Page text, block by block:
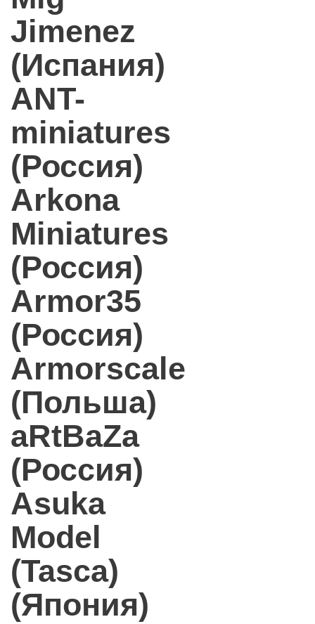
Jimenez
(Испания)
ANT-
miniatures
(Россия)
Arkona
Miniatures
(Россия)
Armor35
(Россия)
Armorscale
(Польша)
aRtBaZa
(Россия)
Asuka
Model
(Tasca)
(Япония)